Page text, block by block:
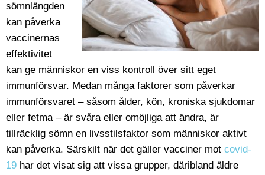
sömnlängden
kan påverka
vaccinernas
effektivitet
kan ge människor en viss kontroll över sitt eget
immunförsvar. Medan många faktorer som påverkar
immunförsvaret – såsom ålder, kön, kroniska sjukdomar
eller fetma – är svåra eller omöjliga att ändra, är
tillräcklig sömn en livsstilsfaktor som människor aktivt
kan påverka. Särskilt när det gäller vacciner mot covid-
19 har det visat sig att vissa grupper, däribland äldre